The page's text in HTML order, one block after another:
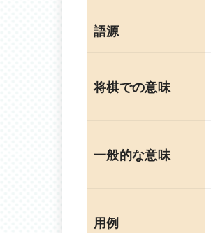
語源
将棋での意味
一般的な意味
用例